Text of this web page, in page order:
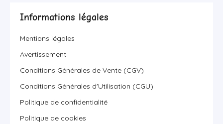
Informations légales
Mentions légales
Avertissement
Conditions Générales de Vente (CGV)
Conditions Générales d'Utilisation (CGU)
Politique de confidentialité
Politique de cookies